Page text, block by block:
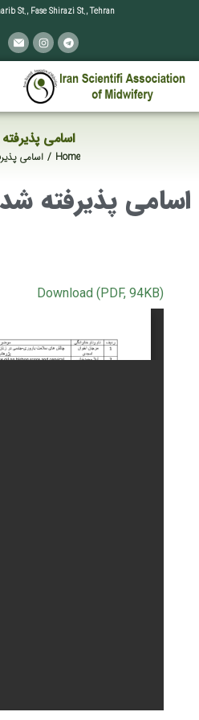
St., Fase Shirazi St., Tehran
اسامی
Home اسامی
اسامی پذیرفته
Download (PDF, 94KB)